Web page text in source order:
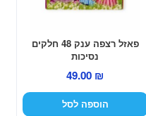
פאזל רצפה ענק 48 חלקים
נסיכות
49.00 ₪
הוספה לסל